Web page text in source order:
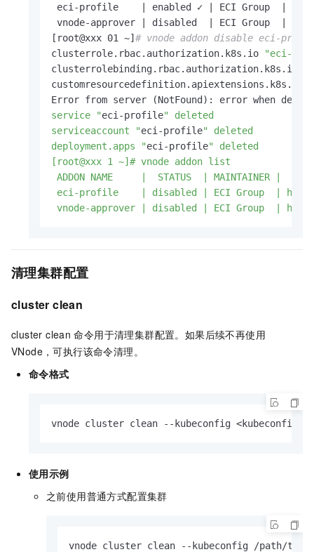
eci-profile    | enabled ✓ | ECI Group  |
vnode-approver | disabled  | ECI Group  |
[root@xxx 01 ~] # vnode addon disable eci-
clusterrole.rbac.authorization.k8s.io
"eci-
clusterrolebinding.rbac.authorization.k8s.io
customresourcedefinition.apiextensions.k8s.io
Error from server (NotFound): error when
service "eci-profile" deleted
serviceaccount "eci-profile" deleted
deployment.apps "eci-profile" deleted
[root@xxx 1 ~]# vnode addon list
ADDON NAME     |  STATUS  | MAINTAINER |
eci-profile    | disabled | ECI Group  |
vnode-approver | disabled | ECI Group  |
清理集群配置
cluster clean
cluster clean 命令用于清理集群配置。如果后续不再使用
VNode，可执行该命令清理。
命令格式
vnode cluster clean --kubeconfig <kubeconfig
使用示例
之前使用普通方式配置集群
vnode cluster clean --kubeconfig /path/to/